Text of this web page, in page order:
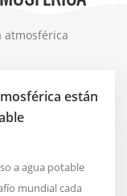
atmosférica
están
a agua potable
mundial cada